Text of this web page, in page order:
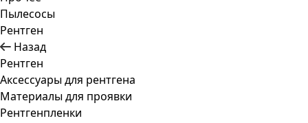
Пылесосы
Рентген
Назад
Рентген
Аксессуары для рентгена
Материалы для проявки
Рентгенпленки